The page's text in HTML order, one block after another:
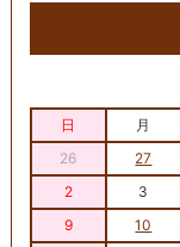
日 月
26
27
2
3
9
10